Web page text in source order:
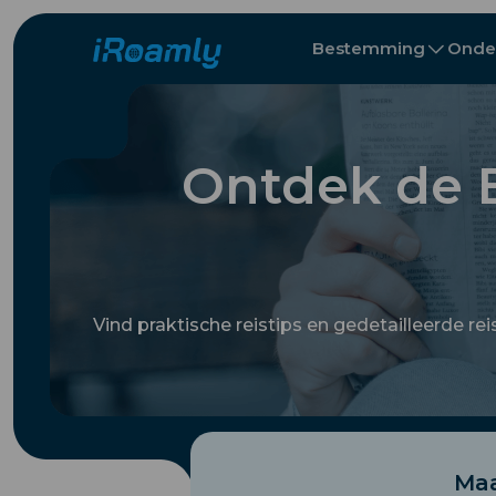
Bestemming
Regionale eSIMs
Bulgarije
Ontdek de
Vind praktische reistips en gedetailleerde